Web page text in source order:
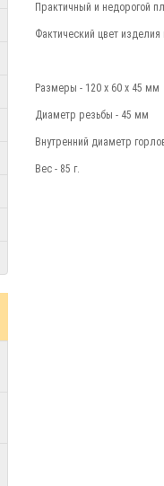
Практичный и недорогой
Фактический цвет изделия
Размеры - 120 х 60 х 45 мм
Диаметр резьбы - 45 мм
Внутренний диаметр
Вес - 85 г.